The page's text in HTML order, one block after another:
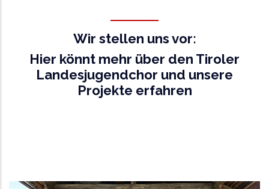
Wir stellen uns vor:
Hier könnt mehr über den Tiroler
Landesjugendchor und unsere
Projekte erfahren